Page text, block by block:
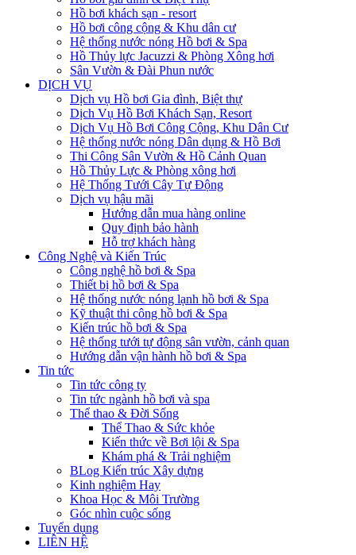
Hồ bơi khách sạn - resort
Hồ bơi công cộng & Khu dân cư
Hệ thống nước nóng Hồ bơi & Spa
Hồ Thủy lực Jacuzzi & Phòng Xông hơi
Sân Vườn & Đài Phun nước
DỊCH VỤ
Dịch vụ Hồ bơi Gia đình, Biệt thự
Dịch Vụ Hồ Bơi Khách Sạn, Resort
Dịch Vụ Hồ Bơi Công Cộng, Khu Dân Cư
Hệ thống nước nóng Dân dụng & Hồ Bơi
Thi Công Sân Vườn & Hồ Cảnh Quan
Hồ Thủy Lực & Phòng xông hơi
Hệ Thống Tưới Cây Tự Động
Dịch vụ hậu mãi
Hướng dẫn mua hàng online
Quy định bảo hành
Hỗ trợ khách hàng
Công Nghệ và Kiến Trúc
Công nghệ hồ bơi & Spa
Thiết bị hồ bơi & Spa
Hệ thống nước nóng lạnh hồ bơi & Spa
Kỹ thuật thi công hồ bơi & Spa
Kiến trúc hồ bơi & Spa
Hệ thống tưới tự động sân vườn, cảnh quan
Hướng dẫn vận hành hồ bơi & Spa
Tin tức
Tin tức công ty
Tin tức ngành hồ bơi và spa
Thể thao & Đời Sống
Thể Thao & Sức khỏe
Kiến thức về Bơi lội & Spa
Khám phá & Trải nghiệm
BLog Kiến trúc Xây dựng
Kinh nghiệm Hay
Khoa Học & Môi Trường
Góc nhìn cuộc sống
Tuyển dụng
LIÊN HỆ